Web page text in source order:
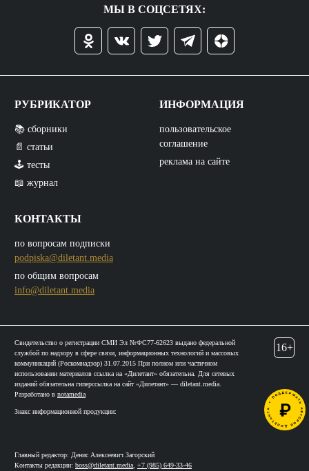
МЫ В СОЦСЕТЯХ:
РУБРИКАТОР
📚 сборники
📄 статьи
🕹️ тесты
📖 журнал
КОНТАКТЫ
по вопросам подписки
podpiska@diletant.media
по общим вопросам
info@diletant.media
ИНФОРМАЦИЯ
пользовательское
соглашение
реклама на сайте
Свидетельство о регистрации СМИ Эл №ФС77-62623 выдано федеральной
службой по надзору в сфере связи, информационных технологий и массовых
коммуникаций (Роскомнадзор) 31.07.2015 При полном или частичном
использовании материалов ссылка на «Дилетант» обязательна. Для сетевых
изданий обязательна гиперссылка на сайт «Дилетант» — diletant.media.
Разработано в notamedia
Знакс информационной продукции:
Главный редактор: Денис Алексеевич Загорский
Контакты редакции: boss@diletant.media +7 (985) 649-33-46
16+